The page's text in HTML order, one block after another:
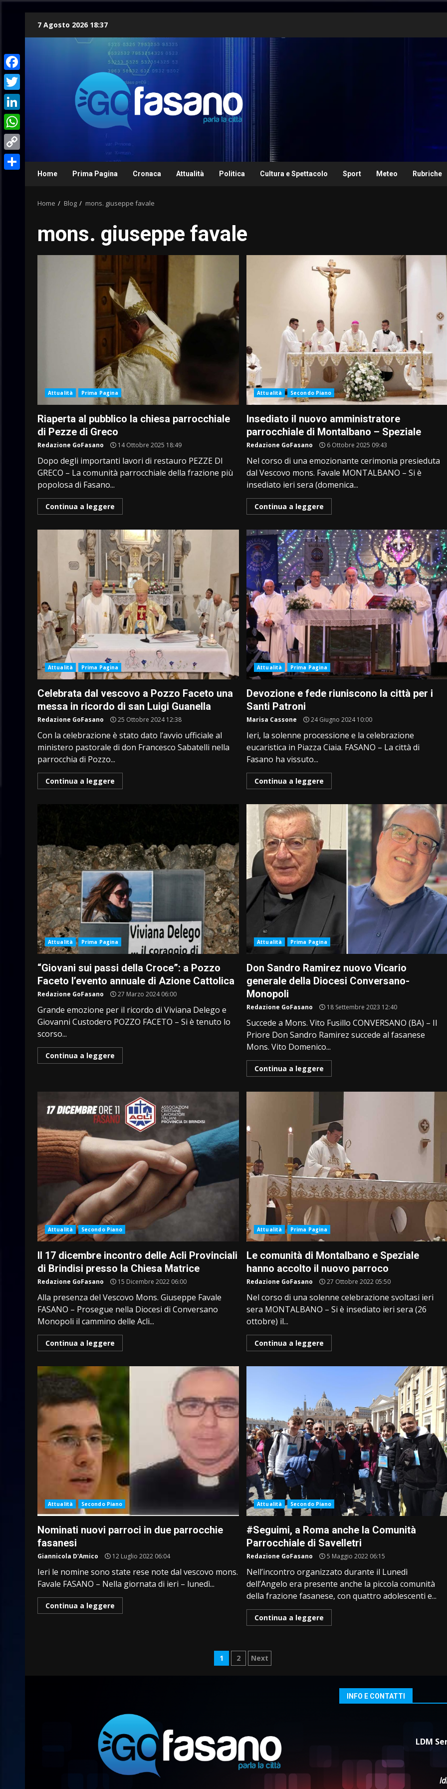
7 Agosto 2026 18:37
Home Prima Pagina Cronaca Attualità Politica Cultura e Spettacolo Sport Meteo Rubriche
Home Blog mons. giuseppe favale
mons. giuseppe favale
Attualità Prima Pagina
Riaperta al pubblico la chiesa parrocchiale
di Pezze di Greco
Redazione GoFasano 14 Ottobre 2025 18:49
Dopo degli importanti lavori di restauro PEZZE DI
GRECO – La comunità parrocchiale della frazione più
popolosa di Fasano...
Continua a leggere
Attualità Secondo Piano
Insediato il nuovo amministratore
parrocchiale di Montalbano – Speziale
Redazione GoFasano 6 Ottobre 2025 09:43
Nel corso di una emozionante cerimonia presieduta
dal Vescovo mons. Favale MONTALBANO – Si è
insediato ieri sera (domenica...
Continua a leggere
Attualità Prima Pagina
Celebrata dal vescovo a Pozzo Faceto una
messa in ricordo di san Luigi Guanella
Redazione GoFasano 25 Ottobre 2024 12:38
Con la celebrazione è stato dato l’avvio ufficiale al
ministero pastorale di don Francesco Sabatelli nella
parrocchia di Pozzo...
Continua a leggere
Attualità Prima Pagina
Devozione e fede riuniscono la città per i
Santi Patroni
Marisa Cassone 24 Giugno 2024 10:00
Ieri, la solenne processione e la celebrazione
eucaristica in Piazza Ciaia. FASANO – La città di
Fasano ha vissuto...
Continua a leggere
Attualità Prima Pagina
“Giovani sui passi della Croce”: a Pozzo
Faceto l’evento annuale di Azione Cattolica
Redazione GoFasano 27 Marzo 2024 06:00
Grande emozione per il ricordo di Viviana Delego e
Giovanni Custodero POZZO FACETO – Si è tenuto lo
scorso...
Continua a leggere
Attualità Prima Pagina
Don Sandro Ramirez nuovo Vicario
generale della Diocesi Conversano-
Monopoli
Redazione GoFasano 18 Settembre 2023 12:40
Succede a Mons. Vito Fusillo CONVERSANO (BA) – Il
Priore Don Sandro Ramirez succede al fasanese
Mons. Vito Domenico...
Continua a leggere
Attualità Secondo Piano
Il 17 dicembre incontro delle Acli Provinciali
di Brindisi presso la Chiesa Matrice
Redazione GoFasano 15 Dicembre 2022 06:00
Alla presenza del Vescovo Mons. Giuseppe Favale
FASANO – Prosegue nella Diocesi di Conversano
Monopoli il cammino delle Acli...
Continua a leggere
Attualità Prima Pagina
Le comunità di Montalbano e Speziale
hanno accolto il nuovo parroco
Redazione GoFasano 27 Ottobre 2022 05:50
Nel corso di una solenne celebrazione svoltasi ieri
sera MONTALBANO – Si è insediato ieri sera (26
ottobre) il...
Continua a leggere
Attualità Secondo Piano
Nominati nuovi parroci in due parrocchie
fasanesi
Giannicola D'Amico 12 Luglio 2022 06:04
Ieri le nomine sono state rese note dal vescovo mons.
Favale FASANO – Nella giornata di ieri – lunedì...
Continua a leggere
Attualità Secondo Piano
#Seguimi, a Roma anche la Comunità
Parrocchiale di Savelletri
Redazione GoFasano 5 Maggio 2022 06:15
Nell’incontro organizzato durante il Lunedì
dell’Angelo era presente anche la piccola comunità
della frazione fasanese, con quattro adolescenti e...
Continua a leggere
Paginazione
1 2 Next
INFO E CONTATTI
LDM
Facebook
Twitter
LinkedIn
WhatsApp
Copy